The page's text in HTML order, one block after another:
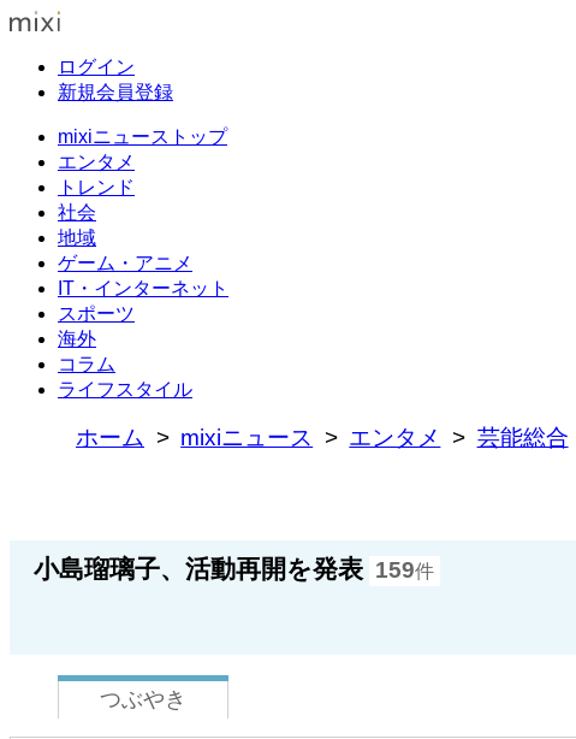
ログイン
新規会員登録
mixiニューストップ
エンタメ
トレンド
社会
地域
ゲーム・アニメ
IT・インターネット
スポーツ
海外
コラム
ライフスタイル
ホーム mixiニュース エンタメ 芸能総合
小島瑠璃子、活動再開を発表 159件
つぶやき